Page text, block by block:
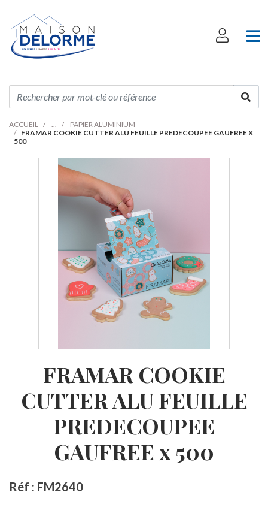
ACCUEIL
PAPIER ALUMINIUM
FRAMAR COOKIE CUTTER ALU FEUILLE PREDECOUPEE GAUFREE X
500
FRAMAR COOKIE
CUTTER ALU FEUILLE
PREDECOUPEE
GAUFREE x 500
Réf : FM2640